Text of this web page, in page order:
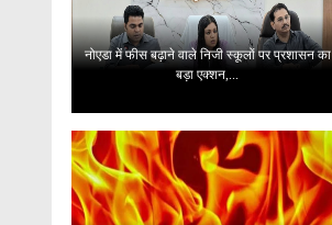
नोएडा में फीस बढ़ाने वाले निजी स्कूलों पर प्रशासन का
बड़ा एक्शन,...